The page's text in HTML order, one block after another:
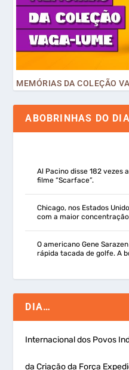
ABOBRINHAS DO DIA
Al Pacino disse 182 vezes
filme “Scarface”.
Chicago, nos Estados
com a maior
O americano Gene
rápida tacada de golfe. A
DIA…
Internacional dos Povos
da Criação da Força